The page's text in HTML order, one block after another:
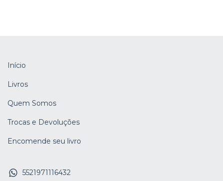
Início
Livros
Quem Somos
Trocas e Devoluções
Encomende seu livro
5521971116432